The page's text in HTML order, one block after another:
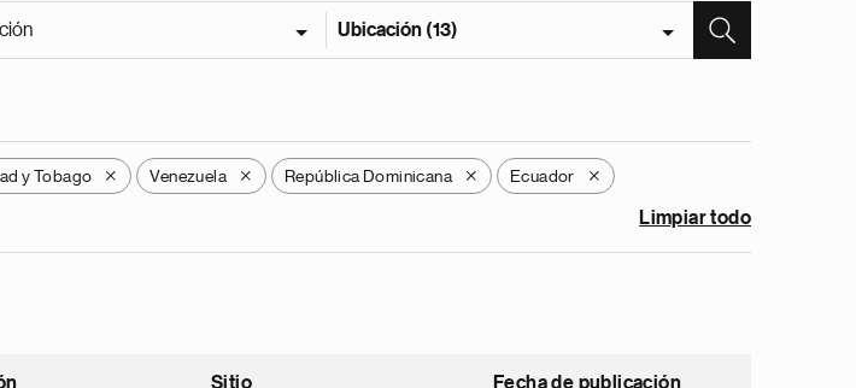
Ubicación (13)
y Tobago X Venezuela X República Dominicana X Ecuador X
Limpiar todo
Sitio Fecha de publicación